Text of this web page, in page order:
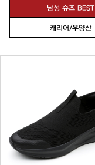
남성 슈즈 BEST
캐리어/우양산